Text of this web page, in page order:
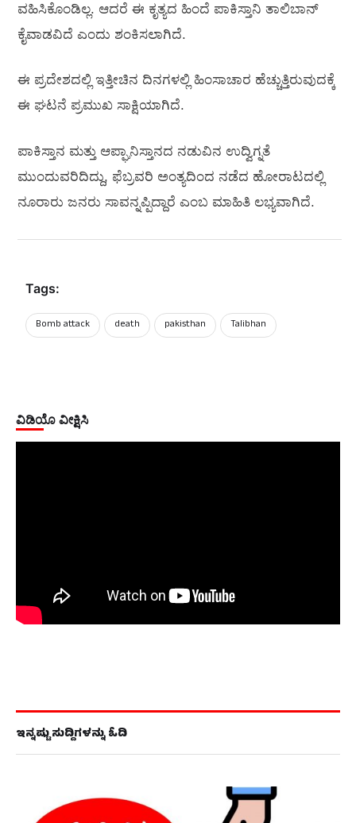
ವಹಿಸಿಕೊಂಡಿಲ್ಲ. ಆದರೆ ಈ ಕೃತ್ಯದ ಹಿಂದೆ ಪಾಕಿಸ್ತಾನಿ ತಾಲಿಬಾನ್‌
ಕೈವಾಡವಿದೆ ಎಂದು ಶಂಕಿಸಲಾಗಿದೆ.
ಈ ಪ್ರದೇಶದಲ್ಲಿ ಇತ್ತೀಚಿನ ದಿನಗಳಲ್ಲಿ ಹಿಂಸಾಚಾರ ಹೆಚ್ಚುತ್ತಿರುವುದಕ್ಕೆ
ಈ ಘಟನೆ ಪ್ರಮುಖ ಸಾಕ್ಷಿಯಾಗಿದೆ.
ಪಾಕಿಸ್ತಾನ ಮತ್ತು ಆಪ್ಘಾನಿಸ್ತಾನದ ನಡುವಿನ ಉದ್ವಿಗ್ನತೆ
ಮುಂದುವರಿದಿದ್ದು, ಫೆಬ್ರವರಿ ಅಂತ್ಯದಿಂದ ನಡೆದ ಹೋರಾಟದಲ್ಲಿ
ನೂರಾರು ಜನರು ಸಾವನ್ನಪ್ಪಿದ್ದಾರೆ ಎಂಬ ಮಾಹಿತಿ ಲಭ್ಯವಾಗಿದೆ.
Tags:
Bomb attack death pakisthan Talibhan
ವಿಡಿಯೊ ವೀಕ್ಷಿಸಿ
ಇನ್ನಷ್ಟು ಸುದ್ದಿಗಳನ್ನು ಓದಿ